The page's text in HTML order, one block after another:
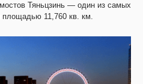
Тяньцзинь — один из самых
площадью 11,760 кв. км.